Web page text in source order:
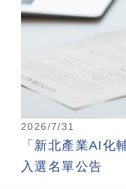
2026/7/31
「新北產業AI化
入選名單公告